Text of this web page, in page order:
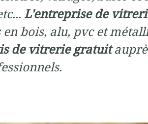
L'entreprise de
bois, alu, pvc et
de vitrerie gratuit